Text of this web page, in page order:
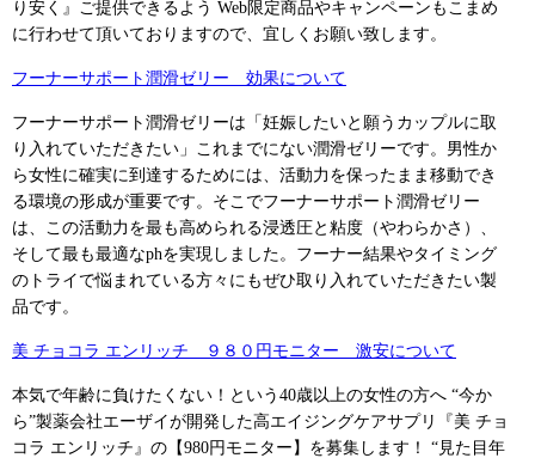
り安く』ご提供できるよう Web限定商品やキャンペーンもこまめ
に行わせて頂いておりますので、宜しくお願い致します。
フーナーサポート潤滑ゼリー 効果について
フーナーサポート潤滑ゼリーは「妊娠したいと願うカップルに取
り入れていただきたい」これまでにない潤滑ゼリーです。男性か
ら女性に確実に到達するためには、活動力を保ったまま移動でき
る環境の形成が重要です。そこでフーナーサポート潤滑ゼリー
は、この活動力を最も高められる浸透圧と粘度（やわらかさ）、
そして最も最適なphを実現しました。フーナー結果やタイミング
のトライで悩まれている方々にもぜひ取り入れていただきたい製
品です。
美 チョコラ エンリッチ ９８０円モニター 激安について
本気で年齢に負けたくない！という40歳以上の女性の方へ “今か
ら”製薬会社エーザイが開発した高エイジングケアサプリ『美 チョ
コラ エンリッチ』の【980円モニター】を募集します！ “見た目年